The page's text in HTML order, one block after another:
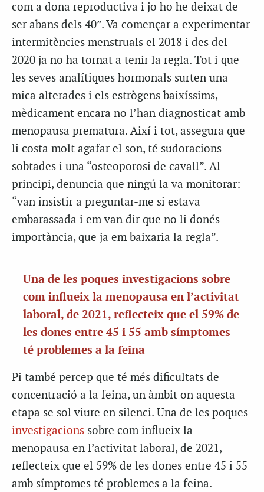
com a dona reproductiva i jo ho he deixat de
ser abans dels 40”. Va començar a experimentar
intermitències menstruals el 2018 i des del
2020 ja no ha tornat a tenir la regla. Tot i que
les seves analítiques hormonals surten una
mica alterades i els estrògens baixíssims,
mèdicament encara no l’han diagnosticat amb
menopausa prematura. Així i tot, assegura que
li costa molt agafar el son, té sudoracions
sobtades i una “osteoporosi de cavall”. Al
principi, denuncia que ningú la va monitorar:
“van insistir a preguntar-me si estava
embarassada i em van dir que no li donés
importància, que ja em baixaria la regla”.
Una de les poques investigacions sobre
com influeix la menopausa en l’activitat
laboral, de 2021, reflecteix que el 59% de
les dones entre 45 i 55 amb símptomes
té problemes a la feina
Pi també percep que té més dificultats de
concentració a la feina, un àmbit on aquesta
etapa se sol viure en silenci. Una de les poques
investigacions sobre com influeix la
menopausa en l’activitat laboral, de 2021,
reflecteix que el 59% de les dones entre 45 i 55
amb símptomes té problemes a la feina.